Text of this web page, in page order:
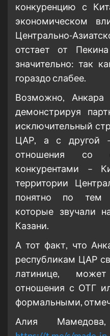
конкуренцию с
экономическом
Центрально-
отстает от
значительно: так
гораздо слабее.
Возможно, Анкара
демонстрируя
исключительный
ЦАР, а с другой
отношения со
конкурентами –
территории
понятно по тем
которые звучали
Казани.
А тот факт, что
республикам ЦАР
латинице,
отношения с ОТГ
формальными,
Алия